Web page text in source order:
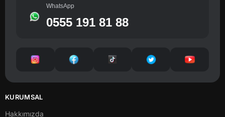
WhatsApp
0555 191 81 88
KURUMSAL
Hakkımızda